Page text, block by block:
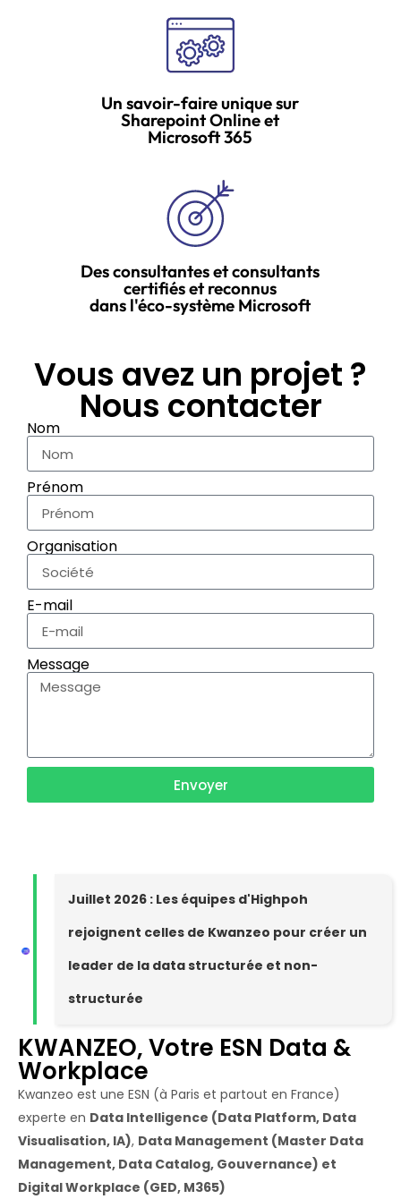
Un savoir-faire unique sur
Sharepoint Online et
Microsoft 365
Des consultantes et consultants
certifiés et reconnus
dans l'éco-système Microsoft
Vous avez un projet ?
Nous contacter
Nom
Prénom
Organisation
E-mail
Message
Envoyer
Juillet 2026 : Les équipes d'Highpoh
rejoignent celles de Kwanzeo pour créer un
leader de la data structurée et non-
structurée
KWANZEO, Votre ESN Data &
Workplace
Kwanzeo est une ESN (à Paris et partout en France)
experte en Data Intelligence (Data Platform, Data
Visualisation, IA), Data Management (Master Data
Management, Data Catalog, Gouvernance) et
Digital Workplace (GED, M365)